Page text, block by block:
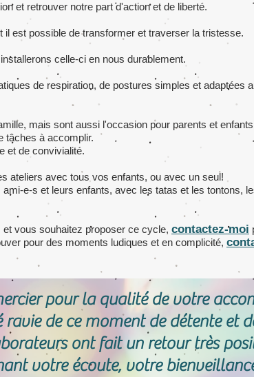
et retrouver notre part d'action et de liberté.
est possible de transformer et traverser la tristesse.
celle-ci en nous durablement.
de respiration, de postures simples et adaptées
mais sont aussi l'occasion pour parents et
tâches à accomplir.
et de convivialité.
ateliers avec tous vos enfants, ou avec un seul!
e-s et leurs enfants, avec les tatas et les tontons,
vous souhaitez proposer ce cycle, contactez-moi
pour des moments ludiques et en complicité,
pour la qualité de votre
ravie de ce moment de détente et
ont fait un retour très
votre écoute, votre